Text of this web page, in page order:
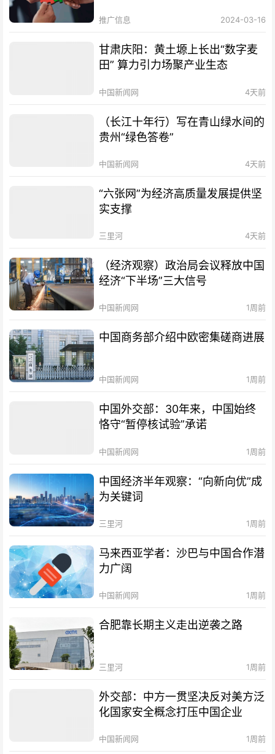
推广信息 2024-03-16
甘肃庆阳：黄土塬上长出“数字麦
田” 算力引力场聚产业生态
中国新闻网 4天前
（长江十年行）写在青山绿水间的
贵州“绿色答卷”
中国新闻网 4天前
“六张网”为经济高质量发展提供坚
实支撑
三里河 4天前
（经济观察）政治局会议释放中国
经济“下半场”三大信号
中国新闻网 1周前
中国商务部介绍中欧密集磋商进展
中国新闻网 1周前
中国外交部：30年来，中国始终
恪守“暂停核试验”承诺
中国新闻网 1周前
中国经济半年观察：“向新向优”成
为关键词
三里河 1周前
马来西亚学者：沙巴与中国合作潜
力广阔
中国新闻网 1周前
合肥靠长期主义走出逆袭之路
三里河 1周前
外交部：中方一贯坚决反对美方泛
化国家安全概念打压中国企业
中国新闻网 1周前